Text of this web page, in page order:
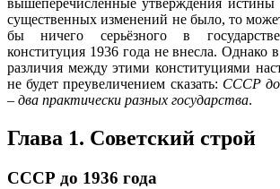
существенных изменений не было, то
бы ничего серьёзного в
конституция 1936 года не внесла. Однако
различия между этими конституциями
не будет преувеличением сказать: СССР до
– два практически разных государства.
Глава 1. Советский строй
СССР до 1936 года